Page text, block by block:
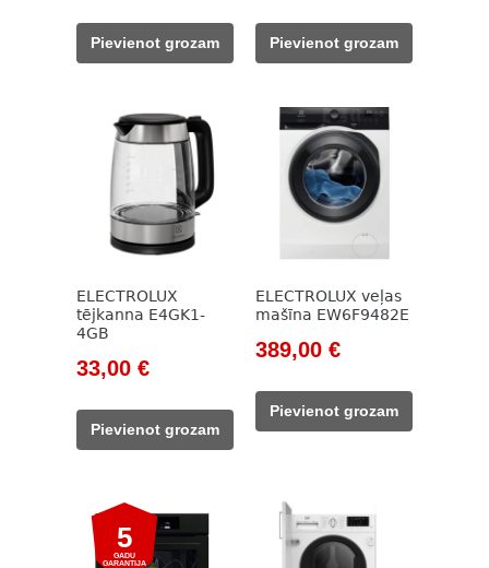
was:
1
806,00 €.
Pievienot grozam
was:
943,00 €.
595,00 €.
Pievienot grozam
ELECTROLUX
tējkanna E4GK1-
4GB
Original
was:
70,00 €.
33,00 €Current
Pievienot grozam
ELECTROLUX veļas
mašīna EW6F9482E
Original
was:
524,00 €.
389,00 €Current
389,00 €.
Pievienot grozam
5
GADU
GARANTIJA